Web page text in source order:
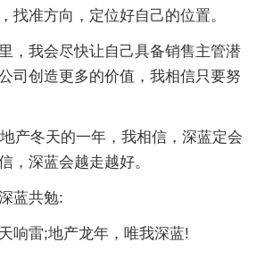
找准方向，定位好自己的位置。
，我会尽快让自己具备销售主管潜
司创造更多的价值，我相信只要努
产冬天的一年，我相信，深蓝定会
，深蓝会越走越好。
蓝共勉:
响雷;地产龙年，唯我深蓝!